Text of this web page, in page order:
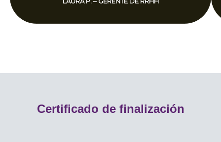
Certificado de finalización